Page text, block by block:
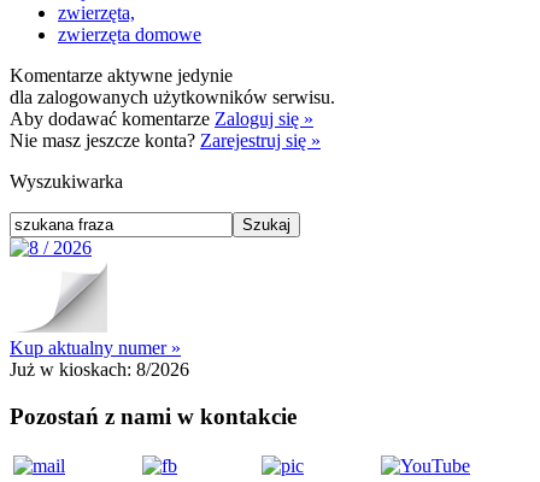
zwierzęta,
zwierzęta domowe
Komentarze aktywne jedynie
dla zalogowanych użytkowników serwisu.
Aby dodawać komentarze Zaloguj się »
Nie masz jeszcze konta? Zarejestruj się »
Wyszukiwarka
Kup aktualny numer »
Już w kioskach: 8/2026
Pozostań z nami w kontakcie